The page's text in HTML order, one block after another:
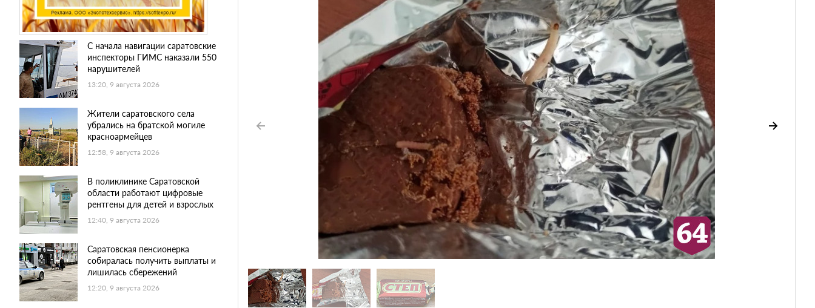
С начала навигации саратовские
инспекторы ГИМС наказали 550
нарушителей
13:20, 9 августа 2026
Жители саратовского села
убрались на братской могиле
красноармейцев
12:58, 9 августа 2026
В поликлинике Саратовской
области работают цифровые
рентгены для детей и взрослых
12:40, 9 августа 2026
Саратовская пенсионерка
собиралась получить выплаты и
лишилась сбережений
12:20, 9 августа 2026